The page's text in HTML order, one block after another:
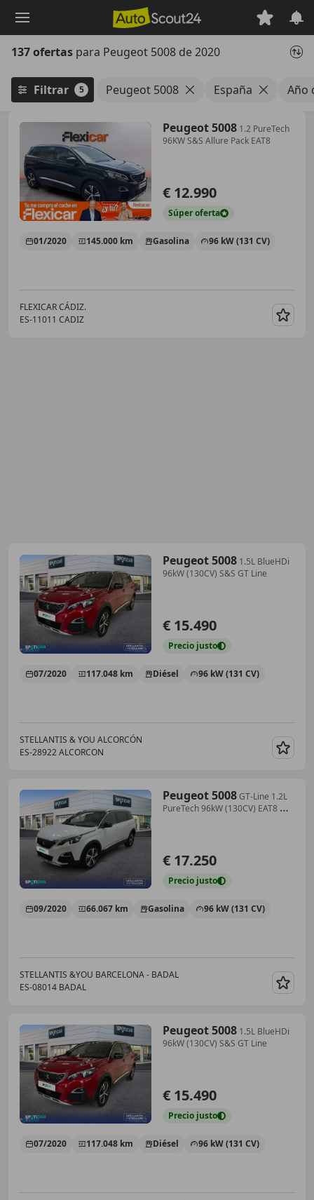
principal
137 ofertas para Peugeot 5008 de 2020
Filtrar 5 Peugeot 5008 España Año
Peugeot 5008 1.2 PureTech
96KW S&S Allure Pack EAT8
€ 12.990
Súperoferta
01/2020 145.000 km Gasolina 96 kW (131 CV)
FLEXICAR CÁDIZ.
ES-11011 CADIZ
Peugeot 5008 1.5L BlueHDi
96kW (130CV) S&S GT Line
€ 15.490
Precio justo
07/2020 117.048 km Diésel 96 kW (131 CV)
STELLANTIS & YOU ALCORCÓN
ES-28922 ALCORCON
Peugeot 5008GT-Line 1.2L
PureTech 96kW (130CV) EAT8 GT
€ 17.250
Precio justo
09/2020 66.067 km Gasolina 96 kW (131 CV)
STELLANTIS &YOU BARCELONA - BADAL
ES-08014 BADAL
Peugeot 5008 1.5L BlueHDi
96kW (130CV) S&S GT Line
€ 15.490
Precio justo
07/2020 117.048 km Diésel 96 kW (131 CV)